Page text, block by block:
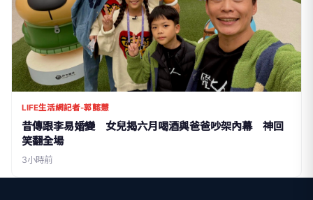
LIFE生活網記者-郭懿慧
昔傳跟李易婚變 女兒揭六月喝酒與爸爸吵架內幕 神回
笑翻全場
3小時前